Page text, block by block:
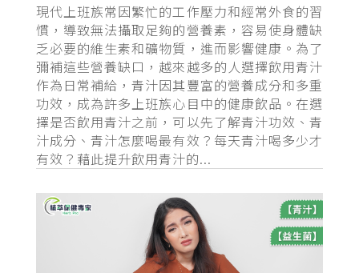
現代上班族常因繁忙的工作壓力和經常外食的習
慣，導致無法攝取足夠的營養素，容易使身體缺
乏必要的維生素和礦物質，進而影響健康。為了
彌補這些營養缺口，越來越多的人選擇飲用青汁
作為日常補給，青汁因其豐富的營養成分和多重
功效，成為許多上班族心目中的健康飲品。在選
擇是否飲用青汁之前，可以先了解青汁功效、青
汁成分、青汁怎麼喝最有效？每天青汁喝多少才
有效？藉此提升飲用青汁的...